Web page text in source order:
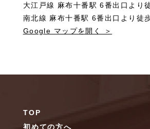
大江戸線 麻布十番駅 6番出口より
南北線 麻布十番駅 6番出口より徒
Google マップを開く ＞
TOP
初めての方へ